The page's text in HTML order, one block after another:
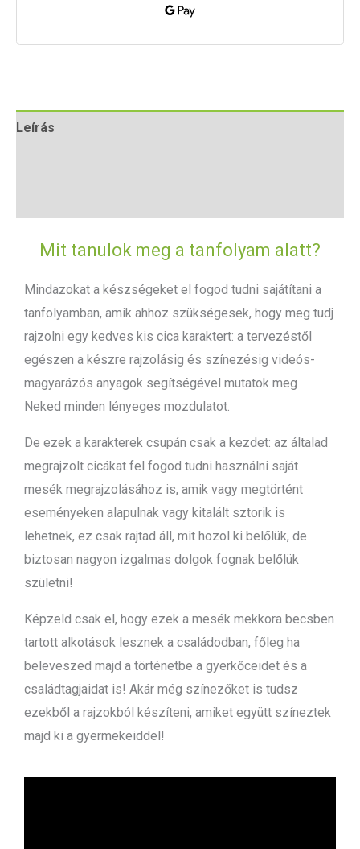
Leírás
Mit tanulok meg a tanfolyam alatt?
Mindazokat a készségeket el fogod tudni sajátítani a
tanfolyamban, amik ahhoz szükségesek, hogy meg tudj
rajzolni egy kedves kis cica karaktert: a tervezéstől
egészen a készre rajzolásig és színezésig videós-
magyarázós anyagok segítségével mutatok meg
Neked minden lényeges mozdulatot.
De ezek a karakterek csupán csak a kezdet: az általad
megrajzolt cicákat fel fogod tudni használni saját
mesék megrajzolásához is, amik vagy megtörtént
eseményeken alapulnak vagy kitalált sztorik is
lehetnek, ez csak rajtad áll, mit hozol ki belőlük, de
biztosan nagyon izgalmas dolgok fognak belőlük
születni!
Képzeld csak el, hogy ezek a mesék mekkora becsben
tartott alkotások lesznek a családodban, főleg ha
beleveszed majd a történetbe a gyerkőceidet és a
családtagjaidat is! Akár még színezőket is tudsz
ezekből a rajzokból készíteni, amiket együtt színeztek
majd ki a gyermekeiddel!